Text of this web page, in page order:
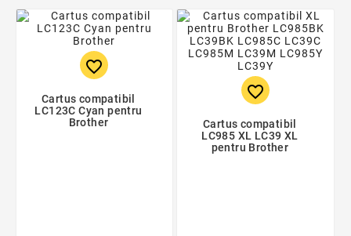
favorite_border
Cartus compatibil
LC123C Cyan pentru
Brother
favorite_border
Cartus compatibil
LC985 XL LC39 XL
pentru Brother